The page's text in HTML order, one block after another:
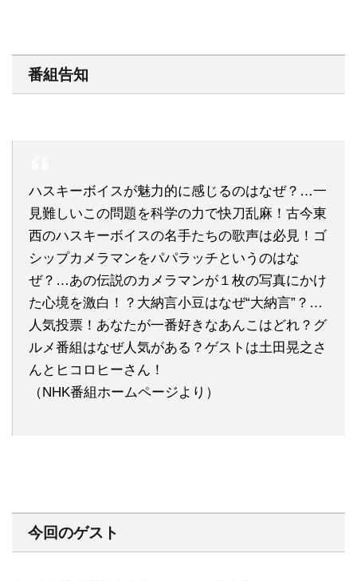
番組告知
ハスキーボイスが魅力的に感じるのはなぜ？…一
見難しいこの問題を科学の力で快刀乱麻！古今東
西のハスキーボイスの名手たちの歌声は必見！ゴ
シップカメラマンをパパラッチというのはな
ぜ？…あの伝説のカメラマンが１枚の写真にかけ
た心境を激白！？大納言小豆はなぜ“大納言”？…
人気投票！あなたが一番好きなあんこはどれ？グ
ルメ番組はなぜ人気がある？ゲストは土田晃之さ
んとヒコロヒーさん！
（NHK番組ホームページより）
今回のゲスト